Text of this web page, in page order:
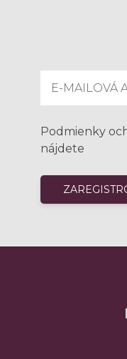
Podmienky
nájdete